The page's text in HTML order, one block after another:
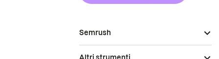
Semrush